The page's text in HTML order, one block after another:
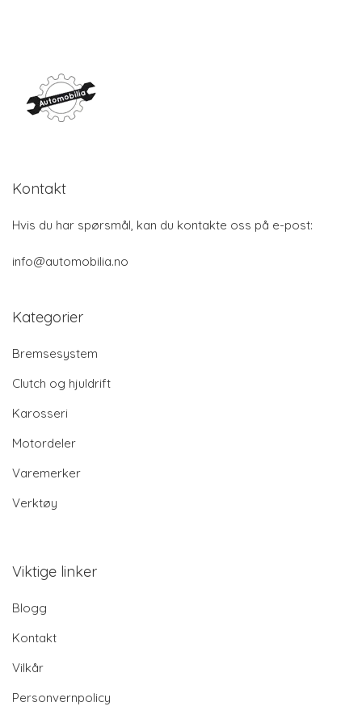
Kontakt
Hvis du har spørsmål, kan du kontakte oss på e-post:
info@automobilia.no
Kategorier
Bremsesystem
Clutch og hjuldrift
Karosseri
Motordeler
Varemerker
Verktøy
Viktige linker
Blogg
Kontakt
Vilkår
Personvernpolicy